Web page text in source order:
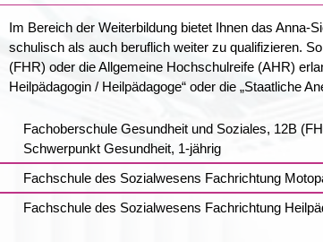
Im Bereich der Weiterbildung bietet Ihnen das
schulisch als auch beruflich weiter zu qualifizieren.
(FHR) oder die Allgemeine Hochschulreife (AHR)
Heilpädagogin / Heilpädagoge“ oder die „Staatliche
Navigation
überspringen
Fachoberschule Gesundheit und Soziales, 12B
Schwerpunkt Gesundheit, 1-jährig
Fachschule des Sozialwesens Fachrichtung
Fachschule des Sozialwesens Fachrichtung